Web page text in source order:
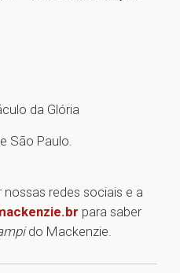
da Glória
São Paulo.
redes sociais e a
para saber
do Mackenzie.​
1